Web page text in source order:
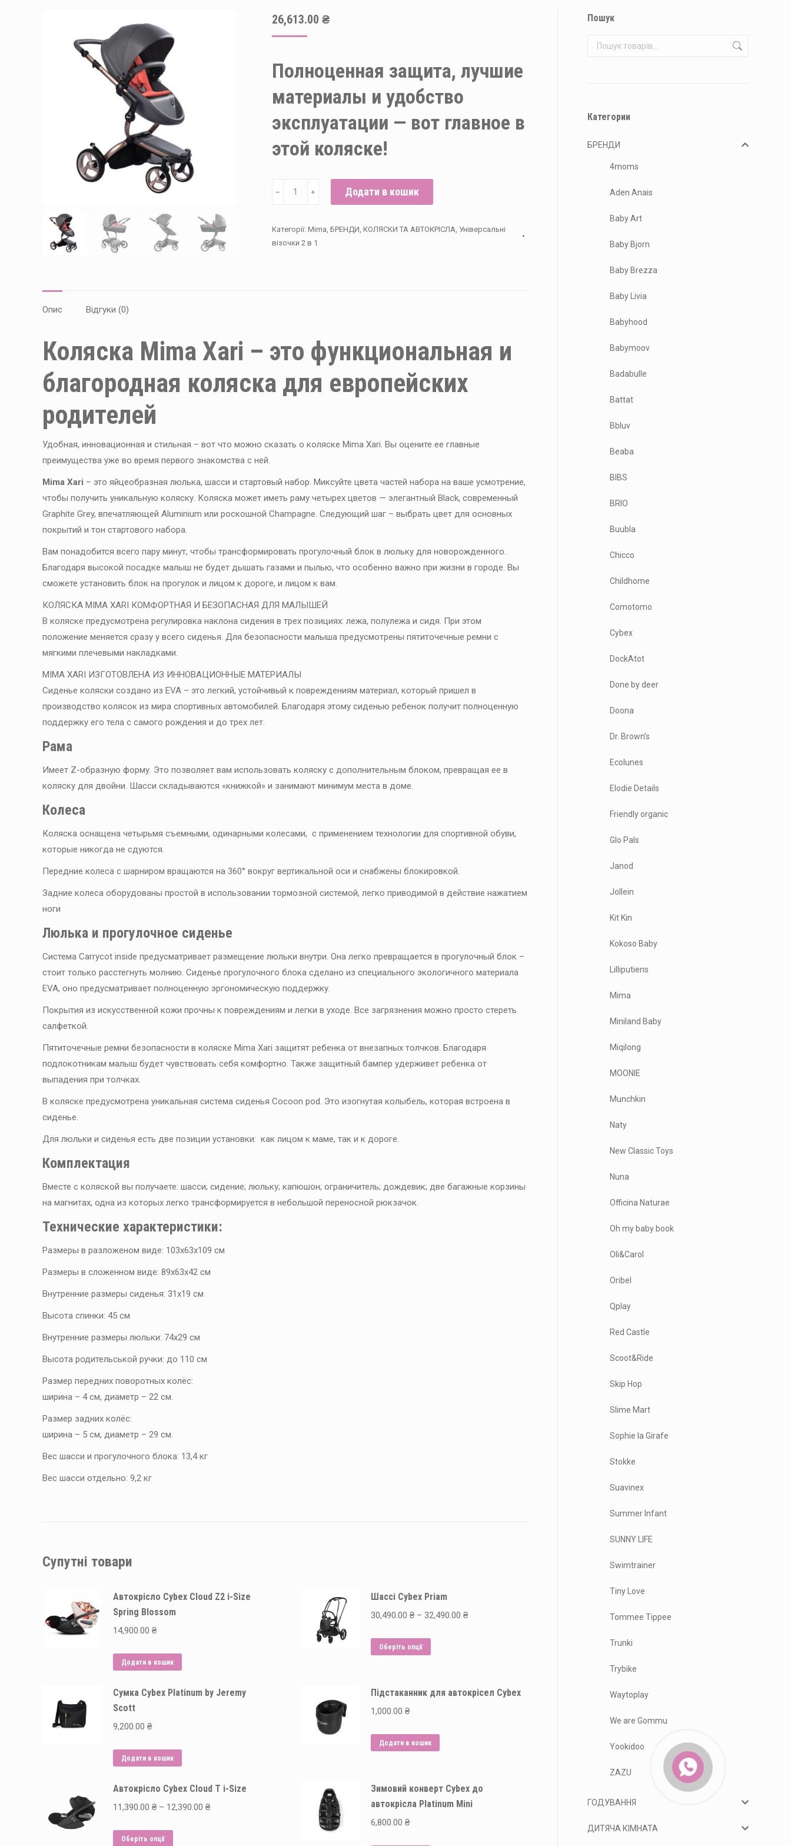
26,613.00 ₴
Полноценная защита, лучшие
материалы и удобство
эксплуатации — вот главное в
этой коляске!
Коляска
1
﹣ ﹢ Додати в кошик
Категорії: Mima, БРЕНДИ, КОЛЯСКИ ТА АВТОКРІСЛА, Універсальні
візочки 2 в 1
Опис Відгуки (0)
Коляска Mima Xari – это функциональная и
благородная коляска для европейских
родителей
Удобная, инновационная и стильная – вот что можно сказать о коляске Mima Xari. Вы оцените ее главные
преимущества уже во время первого знакомства с ней.
Mima Xari – это яйцеобразная люлька, шасси и стартовый набор. Миксуйте цвета частей набора на ваше усмотрение,
чтобы получить уникальную коляску. Коляска может иметь раму четырех цветов — элегантный Black, современный
Graphite Grey, впечатляющей Aluminium или роскошной Champagne. Следующий шаг – выбрать цвет для основных
покрытий и тон стартового набора.
Вам понадобится всего пару минут, чтобы трансформировать прогулочный блок в люльку для новорожденного.
Благодаря высокой посадке малыш не будет дышать газами и пылью, что особенно важно при жизни в городе. Вы
сможете установить блок на прогулок и лицом к дороге, и лицом к вам.
КОЛЯСКА MIMA XARI КОМФОРТНАЯ И БЕЗОПАСНАЯ ДЛЯ МАЛЫШЕЙ
В коляске предусмотрена регулировка наклона сидения в трех позициях: лежа, полулежа и сидя. При этом
положение меняется сразу у всего сиденья. Для безопасности малыша предусмотрены пятиточечные ремни с
мягкими плечевыми накладками.
MIMA XARI ИЗГОТОВЛЕНА ИЗ ИННОВАЦИОННЫЕ МАТЕРИАЛЫ
Сиденье коляски создано из EVA – это легкий, устойчивый к повреждениям материал, который пришел в
производство колясок из мира спортивных автомобилей. Благодаря этому сиденью ребенок получит полноценную
поддержку его тела с самого рождения и до трех лет.
Рама
Имеет Z-образную форму. Это позволяет вам использовать коляску с дополнительным блоком, превращая ее в
коляску для двойни. Шасси складываются «книжкой» и занимают минимум места в доме.
Колеса
Коляска оснащена четырьмя съемными, одинарными колесами, с применением технологии для спортивной обуви,
которые никогда не сдуются.
Передние колеса с шарниром вращаются на 360° вокруг вертикальной оси и снабжены блокировкой.
Задние колеса оборудованы простой в использовании тормозной системой, легко приводимой в действие нажатием
ноги
Люлька и прогулочное сиденье
Система Carrycot inside предусматривает размещение люльки внутри. Она легко превращается в прогулочный блок –
стоит только расстегнуть молнию. Сиденье прогулочного блока сделано из специального экологичного материала
EVA, оно предусматривает полноценную эргономическую поддержку.
Покрытия из искусственной кожи прочны к повреждениям и легки в уходе. Все загрязнения можно просто стереть
салфеткой.
Пятиточечные ремни безопасности в коляске Mima Xari защитят ребенка от внезапных толчков. Благодаря
подлокотникам малыш будет чувствовать себя комфортно. Также защитный бампер удерживет ребенка от
выпадения при толчках.
В коляске предусмотрена уникальная система сиденья Сocoon pod. Это изогнутая колыбель, которая встроена в
сиденье.
Для люльки и сиденья есть две позиции установки: как лицом к маме, так и к дороге.
Комплектация
Вместе с коляской вы получаете: шасси; сидение; люльку; капюшон; ограничитель; дождевик; две багажные корзины
на магнитах, одна из которых легко трансформируется в небольшой переносной рюкзачок.
Технические характеристики:
Размеры в разложеном виде: 103х63х109 см
Размеры в сложенном виде: 89х63х42 см
Внутренние размеры сиденья: 31х19 см
Высота спинки: 45 см
Внутренние размеры люльки: 74х29 см
Высота родительськой ручки: до 110 см
Размер передних поворотных колёс:
ширина – 4 см, диаметр – 22 см.
Размер задних колёс:
ширина – 5 см, диаметр – 29 см.
Вес шасси и прогулочного блока: 13,4 кг
Вес шасси отдельно: 9,2 кг
Супутні товари
Автокрісло Cybex Cloud Z2 i-Size
Spring Blossom
14,900.00 ₴
Додати в кошик
Шассі Cybex Priam
30,490.00 ₴ – 32,490.00 ₴Price
Оберіть опції
кілька
можна
сторінці
товару
Сумка Cybex Platinum by Jeremy
Scott
9,200.00 ₴
Додати в кошик
Підстаканник для автокрісел Cybex
1,000.00 ₴
Додати в кошик
Автокрісло Cybex Cloud T i-Size
11,390.00 ₴ – 12,390.00 ₴Price
Оберіть опції
Зимовий конверт Cybex до
автокрісла Platinum Mini
6,800.00 ₴
Пошук
Категории
БРЕНДИ
4moms
Aden Anais
Baby Art
Baby Bjorn
Baby Brezza
Baby Livia
Babyhood
Babymoov
Badabulle
Battat
Bbluv
Beaba
BIBS
BRIO
Buubla
Chicco
Childhome
Comotomo
Cybex
DockAtot
Done by deer
Doona
Dr. Brown’s
Ecolunes
Elodie Details
Friendly organic
Glo Pals
Janod
Jollein
Kit Kin
Kokoso Baby
Lilliputiens
Mima
Miniland Baby
Miqilong
MOONIE
Munchkin
Naty
New Classic Toys
Nuna
Officina Naturae
Oh my baby book
Oli&Carol
Oribel
Qplay
Red Castle
Scoot&Ride
Skip Hop
Slime Mart
Sophie la Girafe
Stokke
Suavinex
Summer Infant
SUNNY LIFE
Swimtrainer
Tiny Love
Tommee Tippee
Trunki
Trybike
Waytoplay
We are Gommu
Yookidoo
ZAZU
ГОДУВАННЯ
ДИТЯЧА КІМНАТА